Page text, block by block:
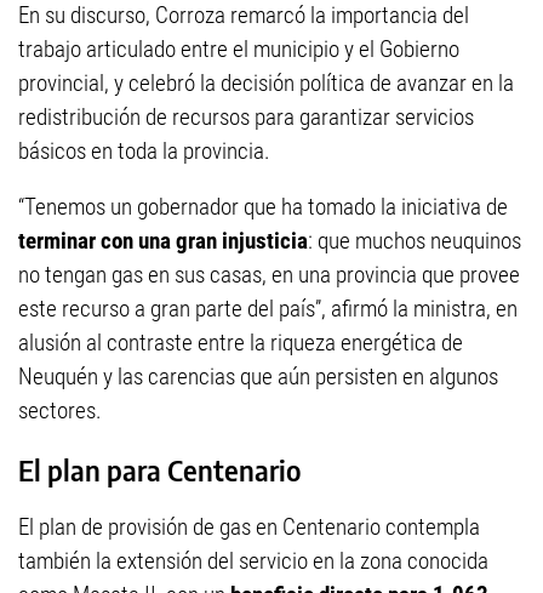
En su discurso, Corroza remarcó la importancia del
trabajo articulado entre el municipio y el Gobierno
provincial, y celebró la decisión política de avanzar en la
redistribución de recursos para garantizar servicios
básicos en toda la provincia.
“Tenemos un gobernador que ha tomado la iniciativa de
terminar con una gran injusticia: que muchos neuquinos
no tengan gas en sus casas, en una provincia que provee
este recurso a gran parte del país”, afirmó la ministra, en
alusión al contraste entre la riqueza energética de
Neuquén y las carencias que aún persisten en algunos
sectores.
El plan para Centenario
El plan de provisión de gas en Centenario contempla
también la extensión del servicio en la zona conocida